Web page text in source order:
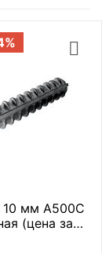
10 мм А500С
(цена за